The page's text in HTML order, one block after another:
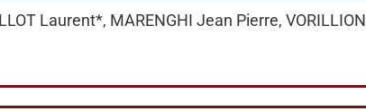
Laurent*, MARENGHI Jean Pierre, VORILLION